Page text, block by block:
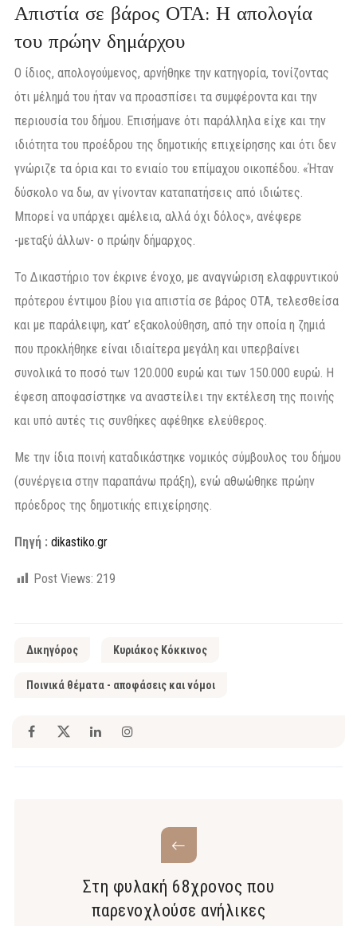
Απιστία σε βάρος ΟΤΑ: Η απολογία
του πρώην δημάρχου
Ο ίδιος, απολογούμενος, αρνήθηκε την κατηγορία, τονίζοντας
ότι μέλημά του ήταν να προασπίσει τα συμφέροντα και την
περιουσία του δήμου. Επισήμανε ότι παράλληλα είχε και την
ιδιότητα του προέδρου της δημοτικής επιχείρησης και ότι δεν
γνώριζε τα όρια και το ενιαίο του επίμαχου οικοπέδου. «Ήταν
δύσκολο να δω, αν γίνονταν καταπατήσεις από ιδιώτες.
Μπορεί να υπάρχει αμέλεια, αλλά όχι δόλος», ανέφερε
-μεταξύ άλλων- ο πρώην δήμαρχος.
Το Δικαστήριο τον έκρινε ένοχο, με αναγνώριση ελαφρυντικού
πρότερου έντιμου βίου για απιστία σε βάρος ΟΤΑ, τελεσθείσα
και με παράλειψη, κατ’ εξακολούθηση, από την οποία η ζημιά
που προκλήθηκε είναι ιδιαίτερα μεγάλη και υπερβαίνει
συνολικά το ποσό των 120.000 ευρώ και των 150.000 ευρώ. Η
έφεση αποφασίστηκε να αναστείλει την εκτέλεση της ποινής
και υπό αυτές τις συνθήκες αφέθηκε ελεύθερος.
Με την ίδια ποινή καταδικάστηκε νομικός σύμβουλος του δήμου
(συνέργεια στην παραπάνω πράξη), ενώ αθωώθηκε πρώην
πρόεδρος της δημοτικής επιχείρησης.
Πηγή : dikastiko.gr
Post Views: 219
Δικηγόρος Κυριάκος Κόκκινος
Ποινικά θέματα - αποφάσεις και νόμοι
Στη φυλακή 68χρονος που
παρενοχλούσε ανήλικες